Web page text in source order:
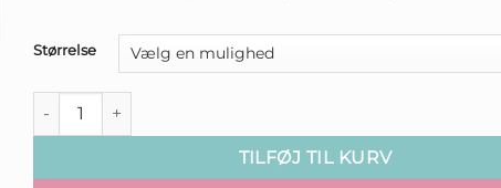
Størrelse
Livets Træ - Yggdrasil antal
TILFØJ TIL KURV